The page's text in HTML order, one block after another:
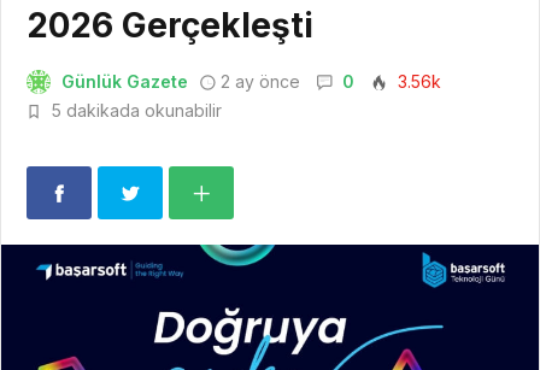
2026 Gerçekleşti
Günlük Gazete 2 ay önce 0
3.56k
5 dakikada okunabilir